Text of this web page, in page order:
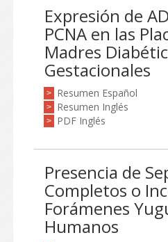
Expresión de
PCNA en las
Madres
Gestacionales
> Resumen Español
> Resumen Inglés
> PDF Inglés
Presencia de
Completos o
Forámenes
Humanos